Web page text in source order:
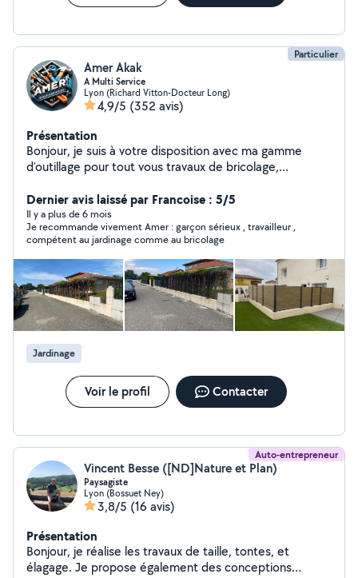
Particulier
Amer Akak
A Multi Service
Lyon (Richard Vitton-Docteur Long)
4,9/5 (352 avis)
Présentation
Bonjour, je suis à votre disposition avec ma gamme
d'outillage pour tout vous travaux de bricolage,
déménagement avec une grande qualité d'intervention
n'hésitez pas à me contacter merci
Dernier avis laissé par Francoise : 5/5
Il y a plus de 6 mois
Je recommande vivement Amer : garçon sérieux , travailleur ,
compétent au jardinage comme au bricolage
Jardinage
Voir le profil Contacter
Auto-entrepreneur
Vincent Besse ([ND]Nature et Plan)
Paysagiste
Lyon (Bossuet Ney)
3,8/5 (16 avis)
Présentation
Bonjour, je réalise les travaux de taille, tontes, et
élagage. Je propose également des conceptions